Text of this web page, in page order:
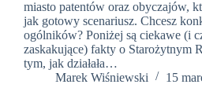
miasto patentów oraz obyczajów,
jak gotowy scenariusz. Chcesz
ogólników? Poniżej są ciekawe (i
zaskakujące) fakty o Starożytnym
tym, jak działała…
Marek Wiśniewski
15